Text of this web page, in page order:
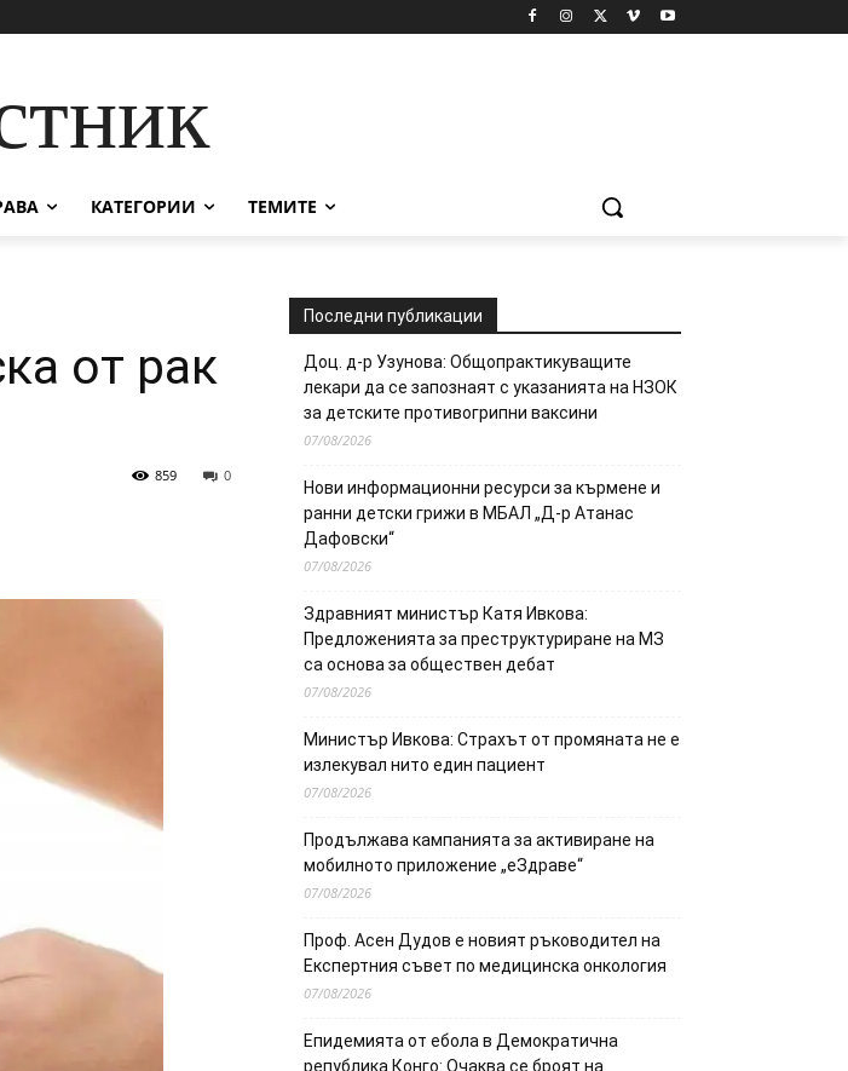
КАТЕГОРИИ ТЕМИТЕ
от рак
0
859
Последни публикации
Доц. д-р Узунова: Общопрактикуващите
лекари да се запознаят с указанията на НЗОК
за детските противогрипни ваксини
07/08/2026
Нови информационни ресурси за кърмене и
ранни детски грижи в МБАЛ „Д-р Атанас
Дафовски“
07/08/2026
Здравният министър Катя Ивкова:
Предложенията за преструктуриране на МЗ
са основа за обществен дебат
07/08/2026
Министър Ивкова: Страхът от промяната не е
излекувал нито един пациент
07/08/2026
Продължава кампанията за активиране на
мобилното приложение „еЗдраве“
07/08/2026
Проф. Асен Дудов е новият ръководител на
Експертния съвет по медицинска онкология
07/08/2026
Епидемията от ебола в Демократична
република Конго: Очаква се броят на